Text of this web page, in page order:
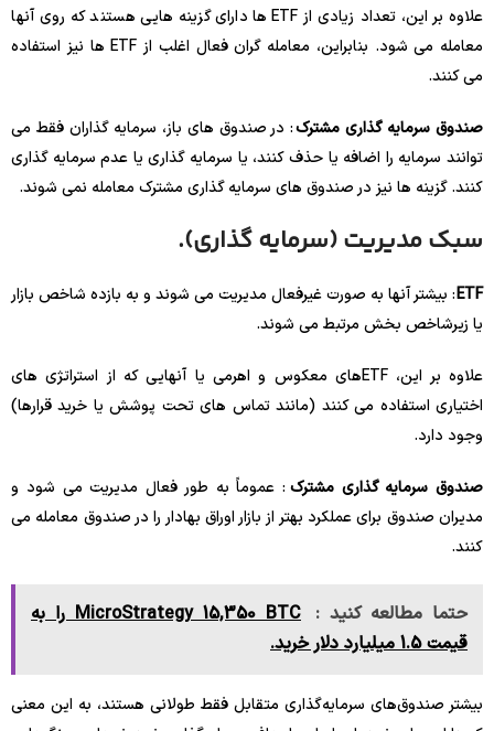
علاوه بر این، تعداد زیادی از ETF ها دارای گزینه هایی هستند که روی آنها
معامله می شود. بنابراین، معامله گران فعال اغلب از ETF ها نیز استفاده
می کنند.
صندوق سرمایه گذاری مشترک: در صندوق های باز، سرمایه گذاران فقط می
توانند سرمایه را اضافه یا حذف کنند، یا سرمایه گذاری یا عدم سرمایه گذاری
کنند. گزینه ها نیز در صندوق های سرمایه گذاری مشترک معامله نمی شوند.
سبک مدیریت (سرمایه گذاری).
ETF: بیشتر آنها به صورت غیرفعال مدیریت می شوند و به بازده شاخص بازار
یا زیرشاخص بخش مرتبط می شوند.
علاوه بر این، ETFهای معکوس و اهرمی یا آنهایی که از استراتژی های
اختیاری استفاده می کنند (مانند تماس های تحت پوشش یا خرید قرارها)
وجود دارد.
صندوق سرمایه گذاری مشترک : عموماً به طور فعال مدیریت می شود و
مدیران صندوق برای عملکرد بهتر از بازار اوراق بهادار را در صندوق معامله می
کنند.
حتما مطالعه کنید :
MicroStrategy 15,350 BTC را به
قیمت 1.5 میلیارد دلار خرید.
بیشتر صندوق‌های سرمایه‌گذاری متقابل فقط طولانی هستند، به این معنی